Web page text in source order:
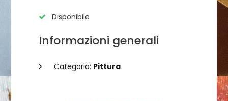
Disponibile
Informazioni generali
Categoria: Pittura